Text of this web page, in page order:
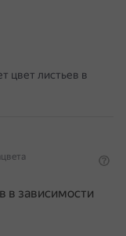
цвет листьев в
в зависимости